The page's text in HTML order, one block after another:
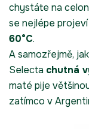
chystáte na
se nejlépe projeví
60°C.
A samozřejmě,
Selecta chutná
maté pije
zatímco v